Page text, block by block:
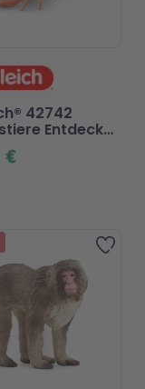
€
42742
Entdecker
hinzufügen Zur